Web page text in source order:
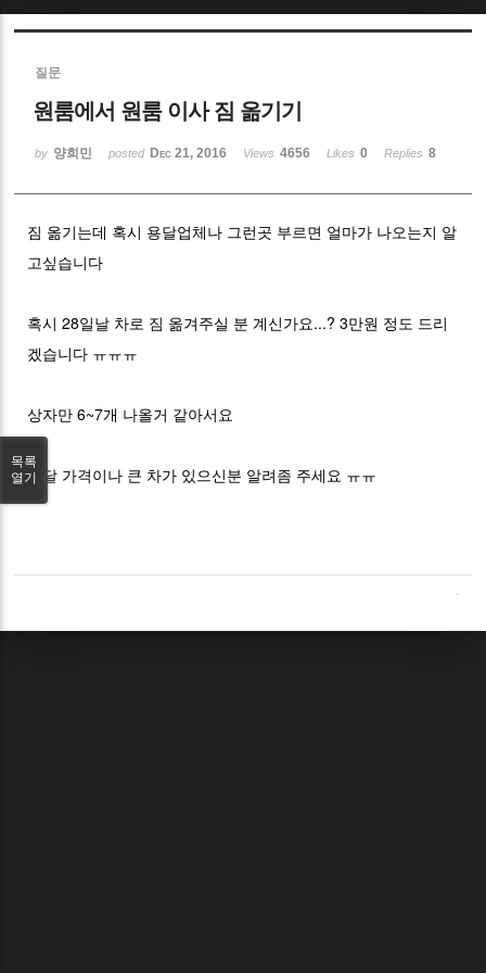
질문
원룸에서 원룸 이사 짐 옮기기
by 양희민 posted Dec 21, 2016 Views 4656 Likes 0 Replies 8
짐 옮기는데 혹시 용달업체나 그런곳 부르면 얼마가 나오는지 알
고싶습니다
혹시 28일날 차로 짐 옮겨주실 분 계신가요...? 3만원 정도 드리
겠습니다 ㅠㅠㅠ
상자만 6~7개 나올거 같아서요
용달 가격이나 큰 차가 있으신분 알려좀 주세요 ㅠㅠ
목록
열기
Sketchbook5, 스케치북5
Sketchbook5, 스케치북5